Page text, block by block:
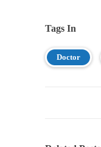
Tags In
Doctor